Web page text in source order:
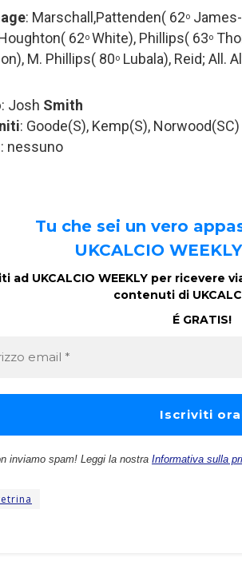
: Marschall,Pattenden( 62o
62o White), Phillips( 63o
M. Phillips( 80o Lubala), Reid; All.
: Josh Smith
: Goode(S), Kemp(S), Norwood(SC)
: nessuno
Tu che sei un vero
UKCALCIO
ad UKCALCIO WEEKLY per ricevere
contenuti di
É GRATIS!
inviamo spam! Leggi la nostra Informativa sulla